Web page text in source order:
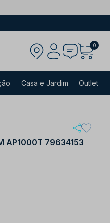
0
Casa e Jardim Outlet
AP1000T 79634153